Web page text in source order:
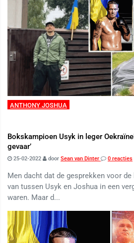
ANTHONY JOSHUA
Bokskampioen Usyk in leger
gevaar’
25-02-2022 door Sean van Dinter 0 reacties
Men dacht dat de gesprekken voor
van tussen Usyk en Joshua in een
waren. Maar d...